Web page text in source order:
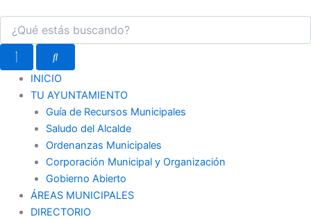
INICIO
TU AYUNTAMIENTO
Guía de Recursos Municipales
Saludo del Alcalde
Ordenanzas Municipales
Corporación Municipal y Organización
Gobierno Abierto
ÁREAS MUNICIPALES
DIRECTORIO